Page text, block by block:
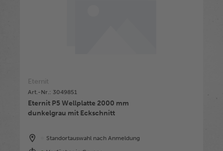
Eternit
Art.-Nr.: 3049851
Eternit P5 Wellplatte 2000 mm
dunkelgrau mit Eckschnitt
Standortauswahl nach Anmeldung